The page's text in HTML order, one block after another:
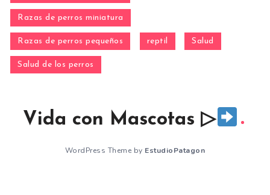
Razas de perros miniatura
Razas de perros pequeños reptil Salud
Salud de los perros
Vida con Mascotas ▷
WordPress Theme by EstudioPatagon